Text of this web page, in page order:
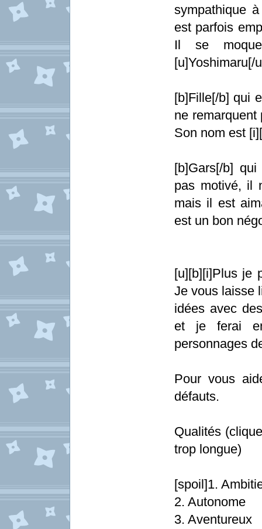
sympathique
est parfois
Il se
[u]Yoshimaru[/
[b]Fille[/b] qui
ne
Son nom est
[b]Gars[/b]
pas motivé, il
mais il est
est un bon
[u][b][i]Plus je
Je vous laisse
idées avec
et je ferai
personnages
Pour vous
défauts.
Qualités
trop longue)
[spoil]1.
2. Autonome
3. Aventureux